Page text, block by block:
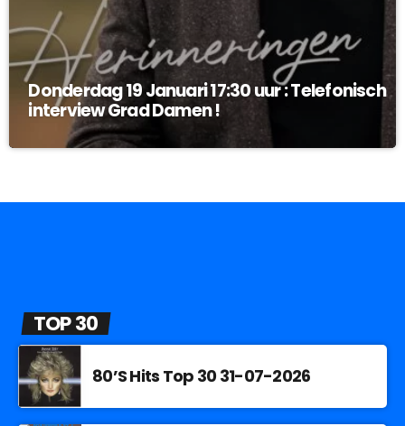
Donderdag 19 Januari 17:30 uur : Telefonisch
interview Grad Damen !
TOP 30
80’S Hits Top 30 31-07-2026